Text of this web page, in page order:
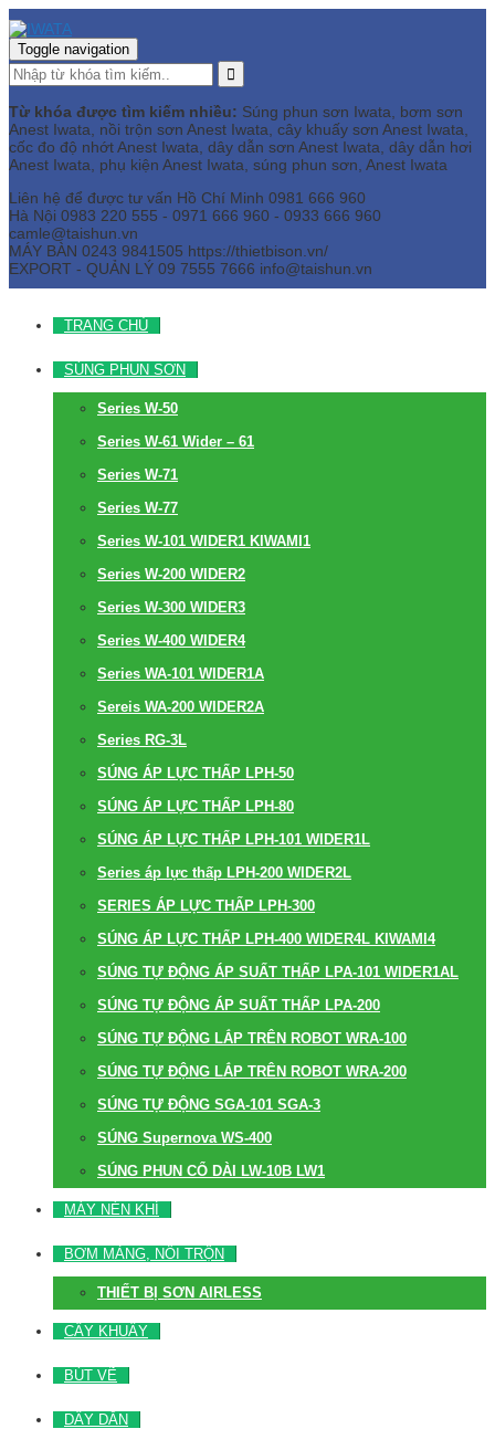
Toggle navigation
Từ khóa được tìm kiếm nhiều: Súng phun sơn Iwata, bơm sơn
Anest Iwata, nồi trộn sơn Anest Iwata, cây khuấy sơn Anest Iwata,
cốc đo độ nhớt Anest Iwata, dây dẫn sơn Anest Iwata, dây dẫn hơi
Anest Iwata, phụ kiện Anest Iwata, súng phun sơn, Anest Iwata
Liên hệ để được tư vấn Hồ Chí Minh 0981 666 960
Hà Nội 0983 220 555 - 0971 666 960 - 0933 666 960
camle@taishun.vn
MÁY BÀN 0243 9841505 https://thietbison.vn/
EXPORT - QUẢN LÝ 09 7555 7666 info@taishun.vn
TRANG CHỦ
SÚNG PHUN SƠN
Series W-50
Series W-61 Wider – 61
Series W-71
Series W-77
Series W-101 WIDER1 KIWAMI1
Series W-200 WIDER2
Series W-300 WIDER3
Series W-400 WIDER4
Series WA-101 WIDER1A
Sereis WA-200 WIDER2A
Series RG-3L
SÚNG ÁP LỰC THẤP LPH-50
SÚNG ÁP LỰC THẤP LPH-80
SÚNG ÁP LỰC THẤP LPH-101 WIDER1L
Series áp lực thấp LPH-200 WIDER2L
SERIES ÁP LỰC THẤP LPH-300
SÚNG ÁP LỰC THẤP LPH-400 WIDER4L KIWAMI4
SÚNG TỰ ĐỘNG ÁP SUẤT THẤP LPA-101 WIDER1AL
SÚNG TỰ ĐỘNG ÁP SUẤT THẤP LPA-200
SÚNG TỰ ĐỘNG LẮP TRÊN ROBOT WRA-100
SÚNG TỰ ĐỘNG LẮP TRÊN ROBOT WRA-200
SÚNG TỰ ĐỘNG SGA-101 SGA-3
SÚNG Supernova WS-400
SÚNG PHUN CỔ DÀI LW-10B LW1
MÁY NÉN KHÍ
BƠM MÀNG, NỒI TRỘN
THIẾT BỊ SƠN AIRLESS
CÂY KHUẤY
BÚT VẼ
DÂY DẪN